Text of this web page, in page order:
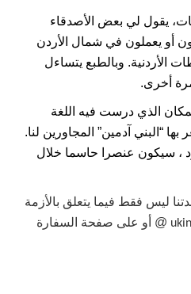
يقول لي بعض الأصدقاء
أو يعملون في شمال الأردن
الأردنية. وبالطبع يتساءل
أخرى.
شارع عن المكان الذي درست فيه اللغة
“البني آدمين” المجاورين لنا.
، سيكون عنصرا حاسما خلال
ليس فقط فيما يتعلق بالأزمة
@ أو على صفحة السفارة